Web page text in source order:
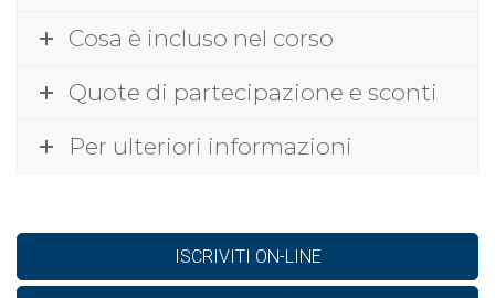
Cosa è incluso nel corso
Quote di partecipazione e sconti
Per ulteriori informazioni
ISCRIVITI ON-LINE